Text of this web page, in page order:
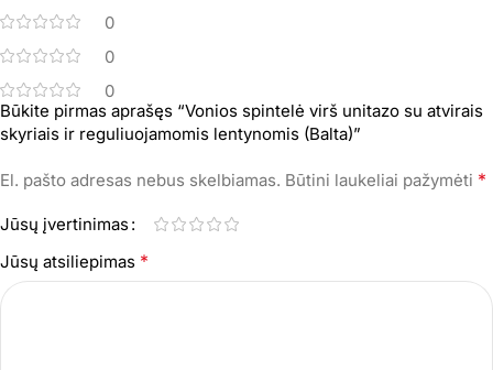
0
0
0
Būkite pirmas aprašęs “Vonios spintelė virš unitazo su atvirais
skyriais ir reguliuojamomis lentynomis (Balta)”
El. pašto adresas nebus skelbiamas. Būtini laukeliai pažymėti *
Jūsų įvertinimas
Jūsų atsiliepimas *